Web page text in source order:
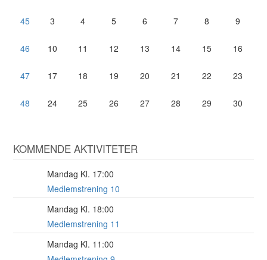
45 3 4 5 6 7 8 9
46 10 11 12 13 14 15 16
47 17 18 19 20 21 22 23
48 24 25 26 27 28 29 30
KOMMENDE AKTIVITETER
Mandag Kl. 17:00
Medlemstrening 10
Mandag Kl. 18:00
Medlemstrening 11
Mandag Kl. 11:00